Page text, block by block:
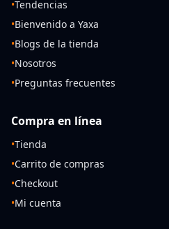
•Tendencias
•Bienvenido a Yaxa
•Blogs de la tienda
•Nosotros
•Preguntas frecuentes
Compra en línea
•Tienda
•Carrito de compras
•Checkout
•Mi cuenta